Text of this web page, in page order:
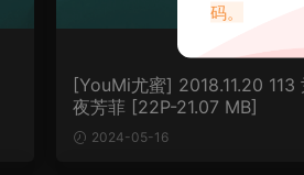
[YouMi尤蜜] 2018.11.20 113
夜芳菲 [22P-21.07 MB]
2024-05-16
码。